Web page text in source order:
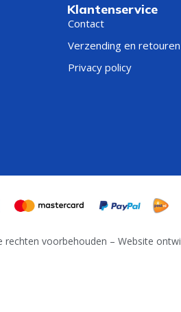
Klantenservice
Contact
Verzending en retouren
Privacy policy
rechten voorbehouden – Website